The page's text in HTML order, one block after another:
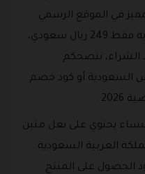
في الموقع الرسمي
الإلكتروني نيو بالانس السعودية فقط 249 ريال سعودي،
ننصحكم
السعودية أو كود خصم
.
يحتوي على نعل متين
العربية السعودية
يود الحصول على المنتج